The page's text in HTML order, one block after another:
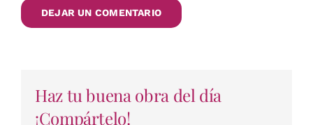
Haz tu buena obra del día
¡Compártelo!